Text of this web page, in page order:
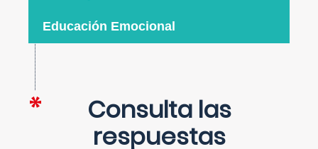
Educación Emocional
Consulta las
respuestas